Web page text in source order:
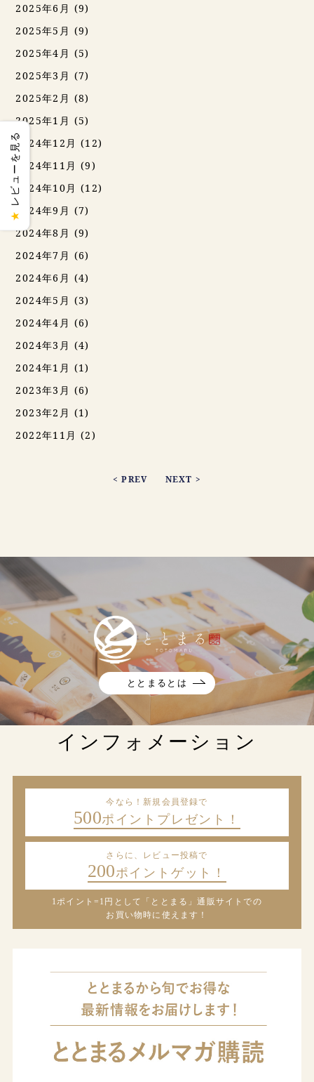
2025年6月 (9)
2025年5月 (9)
2025年4月 (5)
2025年3月 (7)
2025年2月 (8)
2025年1月 (5)
2024年12月 (12)
2024年11月 (9)
2024年10月 (12)
2024年9月 (7)
2024年8月 (9)
2024年7月 (6)
2024年6月 (4)
2024年5月 (3)
2024年4月 (6)
2024年3月 (4)
2024年1月 (1)
2023年3月 (6)
2023年2月 (1)
2022年11月 (2)
< PREV NEXT >
ととまるとは
インフォメーション
今なら！新規会員登録で
500ポイントプレゼント！
さらに、レビュー投稿で
200ポイントゲット！
1ポイント=1円として「ととまる」通販サイトでの
お買い物時に使えます！
★
レビューを見る